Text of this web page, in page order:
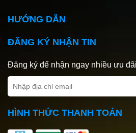
HƯỚNG DẪN
ĐĂNG KÝ NHẬN TIN
Đăng ký để nhận ngay nhiều ưu
HÌNH THỨC THANH TOÁN